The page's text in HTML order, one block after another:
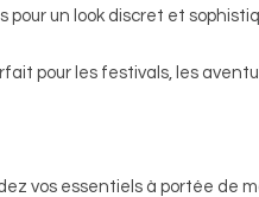
pour un look discret et
pour les festivals, les
vos essentiels à portée de